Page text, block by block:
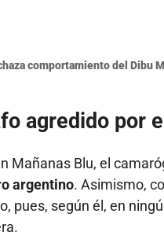
comportamiento del Dibu
agredido por
Mañanas Blu, el
argentino. Asimismo,
pues, según él, en